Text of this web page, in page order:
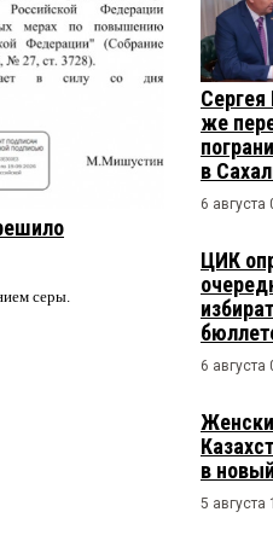
Крутинского
не замечает и игнорирует
разрешаться так и не
в 11:02:
и создать под него
управлению сельскими
и тремя Заместителями
серы.
же
в
6 августа
ЦИК
6 августа
в
5 августа